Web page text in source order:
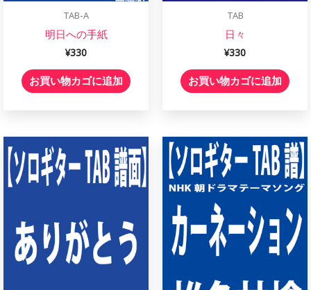
TAB-A
明日への手紙
¥330
お買い物カゴに追加
TAB
日々
¥330
お買い物カゴに追加